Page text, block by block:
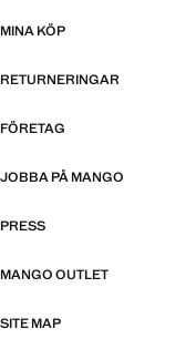
MINA KÖP
RETURNERINGAR
FÖRETAG
JOBBA PÅ MANGO
PRESS
MANGO OUTLET
SITE MAP